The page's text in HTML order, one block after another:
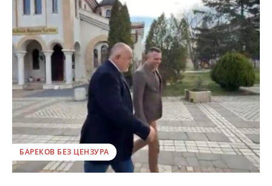
БАРЕКОВ БЕЗ ЦЕНЗУРА